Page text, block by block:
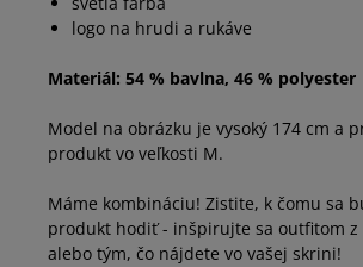
logo na hrudi a rukáve
Materiál: 54 % bavlna, 46 % polyester
Model na obrázku je vysoký 174 cm a
produkt vo veľkosti M.
Máme kombináciu! Zistite, k čomu sa
produkt hodiť - inšpirujte sa outfitom z
alebo tým, čo nájdete vo vašej skrini!